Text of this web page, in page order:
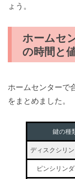
ょう。
ホームセ
の時間と
ホームセンターで
をまとめました。
鍵の種
ディスクシリ
ピンシリン